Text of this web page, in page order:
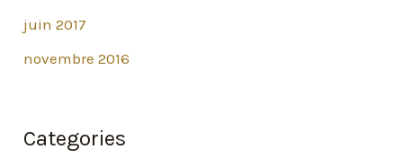
juin 2017
novembre 2016
Categories